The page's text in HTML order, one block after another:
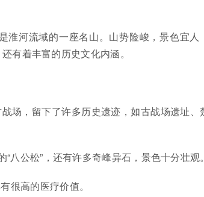
淮河流域的一座名山。山势险峻，景色宜人
有着丰富的历史文化内涵。
战场，留下了许多历史遗迹，如古战场遗址、
“八公松”，还有许多奇峰异石，景色十分壮观
很高的医疗价值。